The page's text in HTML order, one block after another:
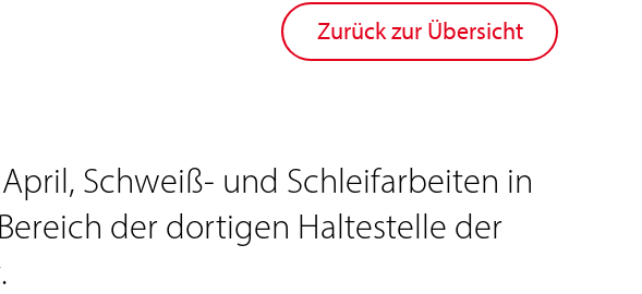
Zurück zur Übersicht
Schweiß- und Schleifarbeiten in
der dortigen Haltestelle der